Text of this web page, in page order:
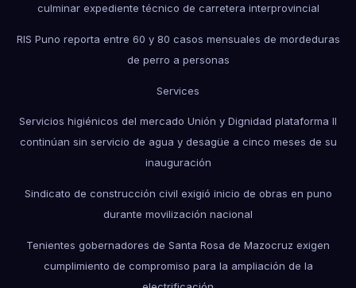
culminar expediente técnico de carretera interprovincial
RIS Puno reporta entre 60 y 80 casos mensuales de mordeduras
de perro a personas
Services
Servicios higiénicos del mercado Unión y Dignidad plataforma II
continúan sin servicio de agua y desagüe a cinco meses de su
inauguración
Sindicato de construcción civil exigió inicio de obras en puno
durante movilización nacional
Tenientes gobernadores de Santa Rosa de Mazocruz exigen
cumplimiento de compromiso para la ampliación de la